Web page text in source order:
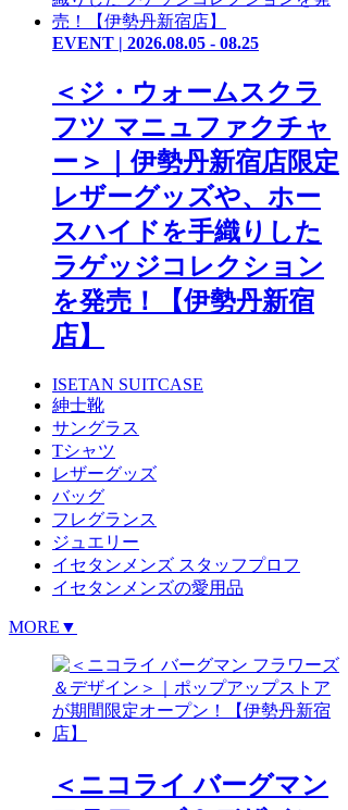
EVENT | 2026.08.05 - 08.25
＜ジ・ウォームスクラ
フツ マニュファクチャ
ー＞｜伊勢丹新宿店限定
レザーグッズや、ホー
スハイドを手織りした
ラゲッジコレクション
を発売！【伊勢丹新宿
店】
ISETAN SUITCASE
紳士靴
サングラス
Tシャツ
レザーグッズ
バッグ
フレグランス
ジュエリー
イセタンメンズ スタッフプロフ
イセタンメンズの愛用品
MORE▼
＜ニコライ バーグマン